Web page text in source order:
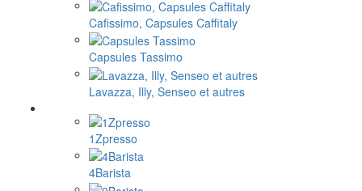
Cafissimo, Capsules Caffitaly
Capsules Tassimo
Lavazza, Illy, Senseo et autres
1Zpresso
4Barista